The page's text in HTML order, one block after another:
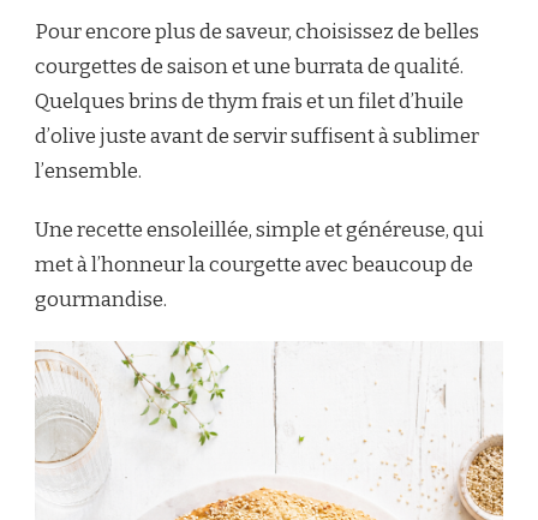
Pour encore plus de saveur, choisissez de belles
courgettes de saison et une burrata de qualité.
Quelques brins de thym frais et un filet d’huile
d’olive juste avant de servir suffisent à sublimer
l’ensemble.
Une recette ensoleillée, simple et généreuse, qui
met à l’honneur la courgette avec beaucoup de
gourmandise.